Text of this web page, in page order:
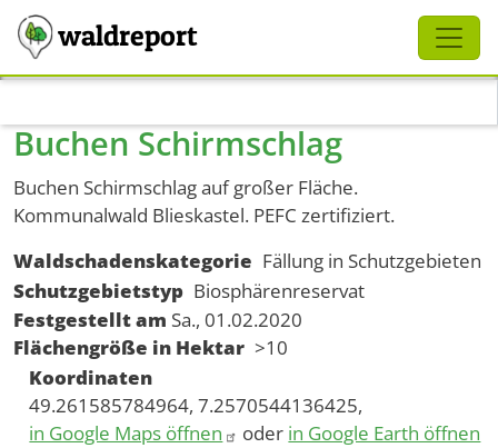
waldreport
Buchen Schirmschlag
Buchen Schirmschlag auf großer Fläche.
Kommunalwald Blieskastel. PEFC zertifiziert.
Waldschadenskategorie Fällung in Schutzgebieten
Schutzgebietstyp Biosphärenreservat
Festgestellt am Sa., 01.02.2020
Flächengröße in Hektar >10
Koordinaten
49.261585784964, 7.2570544136425,
in Google Maps öffnen
oder in Google Earth öffnen
Schliessen